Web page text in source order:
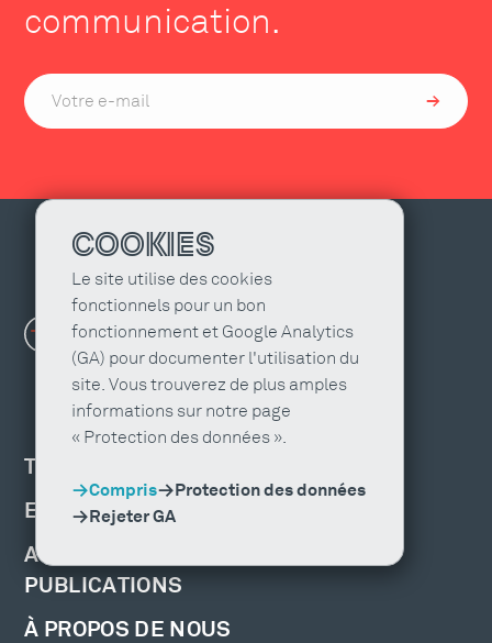
communication.
COOKIES
Le site utilise des cookies
fonctionnels pour un bon
fonctionnement et Google Analytics
(GA) pour documenter l'utilisation du
site. Vous trouverez de plus amples
informations sur notre page
« Protection des données ».
Compris
Protection des données
Rejeter GA
TROUVER UNE AGENCE
EMPLOIS ET FORMATION
ACTUALITÉS, ÉVÉNEMENTS ET
PUBLICATIONS
À PROPOS DE NOUS